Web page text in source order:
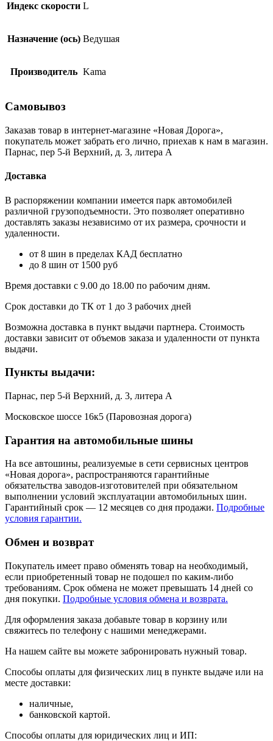
Индекс скорости L
Назначение (ось) Ведушая
Производитель Kama
Самовывоз
Заказав товар в интернет-магазине «Новая Дорога»,
покупатель может забрать его лично, приехав к нам в магазин.
Парнас, пер 5-й Верхний, д. 3, литера А
Доставка
В распоряжении компании имеется парк автомобилей
различной грузоподъемности. Это позволяет оперативно
доставлять заказы независимо от их размера, срочности и
удаленности.
от 8 шин в пределах КАД бесплатно
до 8 шин от 1500 руб
Время доставки с 9.00 до 18.00 по рабочим дням.
Срок доставки до ТК от 1 до 3 рабочих дней
Возможна доставка в пункт выдачи партнера. Стоимость
доставки зависит от объемов заказа и удаленности от пункта
выдачи.
Пункты выдачи:
Парнас, пер 5-й Верхний, д. 3, литера А
Московское шоссе 16к5 (Паровозная дорога)
Гарантия на автомобильные шины
На все автошины, реализуемые в сети сервисных центров
«Новая дорога», распространяются гарантийные
обязательства заводов-изготовителей при обязательном
выполнении условий эксплуатации автомобильных шин.
Гарантийный срок — 12 месяцев со дня продажи. Подробные
условия гарантии.
Обмен и возврат
Покупатель имеет право обменять товар на необходимый,
если приобретенный товар не подошел по каким-либо
требованиям. Срок обмена не может превышать 14 дней со
дня покупки. Подробные условия обмена и возврата.
Для оформления заказа добавьте товар в корзину или
свяжитесь по телефону с нашими менеджерами.
На нашем сайте вы можете забронировать нужный товар.
Способы оплаты для физических лиц в пункте выдаче или на
месте доставки:
наличные,
банковской картой.
Способы оплаты для юридических лиц и ИП: